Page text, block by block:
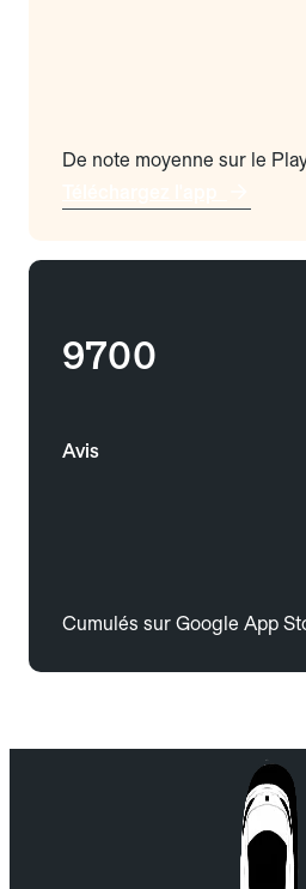
De note moyenne sur le
9700
Avis
Cumulés sur Google App